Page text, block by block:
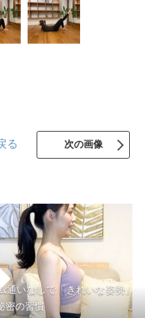
る 次の画像
通いなしで「きれいな姿勢」
密の習慣